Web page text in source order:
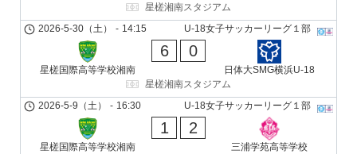
星槎湘南スタジアム
U-18女子サッカーリーグ１部
2026-5-30（土） - 14:15
星槎国際高等学校湘南
6 0
日体大SMG横浜U-18
星槎湘南スタジアム
U-18女子サッカーリーグ１部
2026-5-9（土） - 16:30
星槎国際高等学校湘南
1 2
三浦学苑高等学校